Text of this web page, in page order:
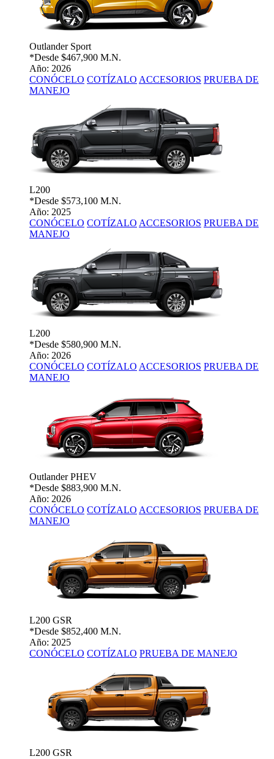
Outlander Sport
*Desde $467,900 M.N.
Año: 2026
CONÓCELO COTÍZALO ACCESORIOS PRUEBA DE
MANEJO
L200
*Desde $573,100 M.N.
Año: 2025
CONÓCELO COTÍZALO ACCESORIOS PRUEBA DE
MANEJO
L200
*Desde $580,900 M.N.
Año: 2026
CONÓCELO COTÍZALO ACCESORIOS PRUEBA DE
MANEJO
Outlander PHEV
*Desde $883,900 M.N.
Año: 2026
CONÓCELO COTÍZALO ACCESORIOS PRUEBA DE
MANEJO
L200 GSR
*Desde $852,400 M.N.
Año: 2025
CONÓCELO COTÍZALO PRUEBA DE MANEJO
L200 GSR